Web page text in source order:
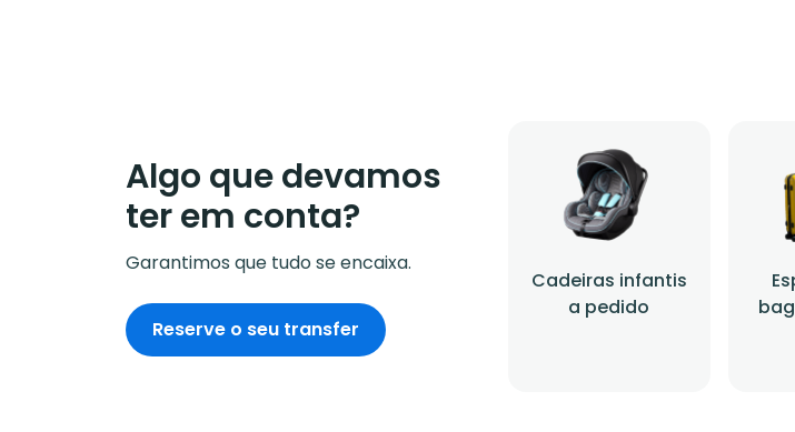
Algo que devamos
ter em conta?
Garantimos que tudo se encaixa.
Cadeiras infantis
a pedido
Reserve o seu transfer